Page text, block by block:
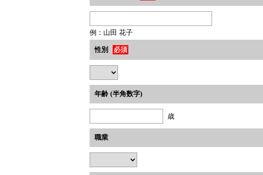
例：山田 花子
性別 必須
年齢 (半角数字)
歳
職業